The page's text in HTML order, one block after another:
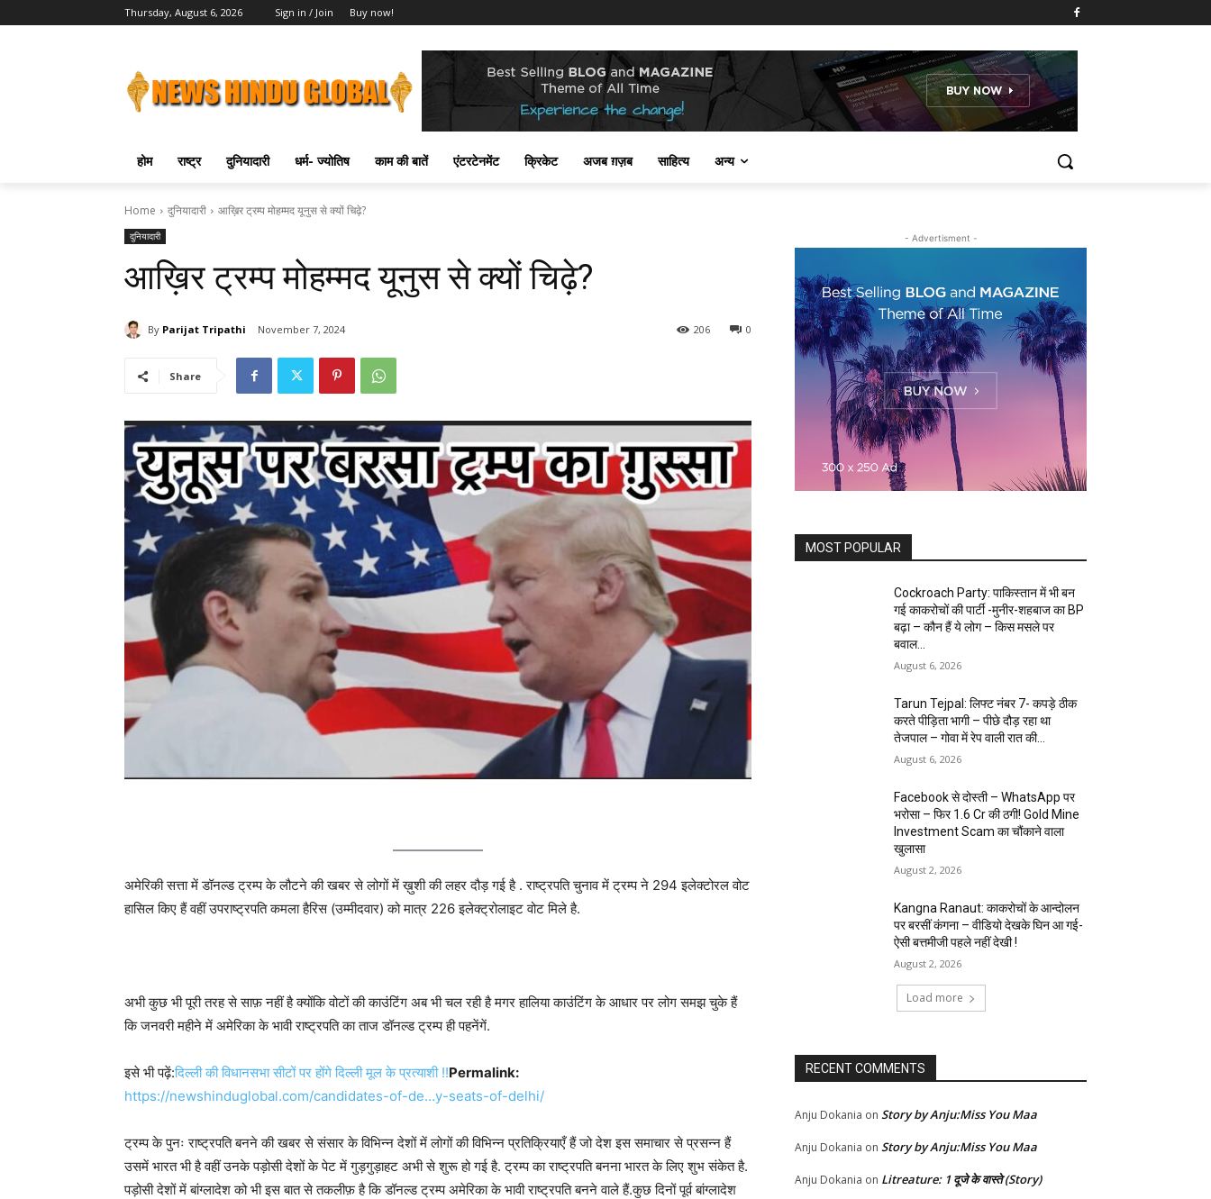
Thursday, August 6, 2026 Sign in / Join Buy now!
होम राष्ट्र दुनियादारी धर्म- ज्योतिष काम की बातें एंटरटेनमेंट क्रिकेट अजब ग़ज़ब साहित्य अन्य
Home दुनियादारी आख़िर ट्रम्प मोहम्मद यूनुस से क्यों चिढ़े?
दुनियादारी
आख़िर ट्रम्प मोहम्मद यूनुस से क्यों चिढ़े?
By Parijat Tripathi November 7, 2024 0
206
Share
अमेरिकी सत्ता में डॉनल्ड ट्रम्प के लौटने की खबर से लोगों में ख़ुशी की लहर दौड़ गई है . राष्ट्रपति चुनाव में ट्रम्प ने 294 इलेक्टोरल वोट
हासिल किए हैं वहीं उपराष्ट्रपति कमला हैरिस (उम्मीदवार) को मात्र 226 इलेक्ट्रोलाइट वोट मिले है.
अभी कुछ भी पूरी तरह से साफ़ नहीं है क्योंकि वोटों की काउंटिंग अब भी चल रही है मगर हालिया काउंटिंग के आधार पर लोग समझ चुके हैं
कि जनवरी महीने में अमेरिका के भावी राष्ट्रपति का ताज डॉनल्ड ट्रम्प ही पहनेंगें.
इसे भी पढ़ें:दिल्ली की विधानसभा सीटों पर होंगे दिल्ली मूल के प्रत्याशी !!Permalink:
https://newshinduglobal.com/candidates-of-de…y-seats-of-delhi/
ट्रम्प के पुनः राष्ट्रपति बनने की खबर से संसार के विभिन्न देशों में लोगों की विभिन्न प्रतिक्रियाएँ हैं जो देश इस समाचार से प्रसन्न हैं
उसमें भारत भी है वहीं उनके पड़ोसी देशों के पेट में गुड़गुड़ाहट अभी से शुरू हो गई है. ट्रम्प का राष्ट्रपति बनना भारत के लिए शुभ संकेत है.
पड़ोसी देशों में बांग्लादेश को भी इस बात से तकलीफ़ है कि डॉनल्ड ट्रम्प अमेरिका के भावी राष्ट्रपति बनने वाले हैं.कुछ दिनों पूर्व बांग्लादेश
- Advertisment -
MOST POPULAR
Cockroach Party: पाकिस्तान में भी बन
गई काकरोचों की पार्टी -मुनीर-शहबाज का BP
बढ़ा – कौन हैं ये लोग – किस मसले पर
बवाल...
August 6, 2026
Tarun Tejpal: लिफ्ट नंबर 7- कपड़े ठीक
करते पीड़िता भागी – पीछे दौड़ रहा था
तेजपाल – गोवा में रेप वाली रात की...
August 6, 2026
Facebook से दोस्ती – WhatsApp पर
भरोसा – फिर 1.6 Cr की ठगी! Gold Mine
Investment Scam का चौंकाने वाला
खुलासा
August 2, 2026
Kangna Ranaut: काकरोचों के आन्दोलन
पर बरसीं कंगना – वीडियो देखके घिन आ गई-
ऐसी बत्तमीजी पहले नहीं देखी !
August 2, 2026
Load more
RECENT COMMENTS
Anju Dokania on Story by Anju:Miss You Maa
Anju Dokania on Story by Anju:Miss You Maa
Anju Dokania on Litreature: 1 दूजे के वास्ते (Story)